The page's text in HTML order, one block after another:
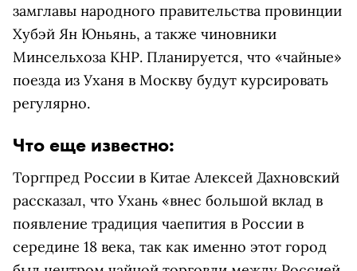
замглавы народного правительства провинции
Хубэй Ян Юньянь, а также чиновники
Минсельхоза КНР. Планируется, что «чайные»
поезда из Уханя в Москву будут курсировать
регулярно.
Что еще известно:
Торгпред России в Китае Алексей Дахновский
рассказал, что Ухань «внес большой вклад в
появление традиция чаепития в России в
середине 18 века, так как именно этот город